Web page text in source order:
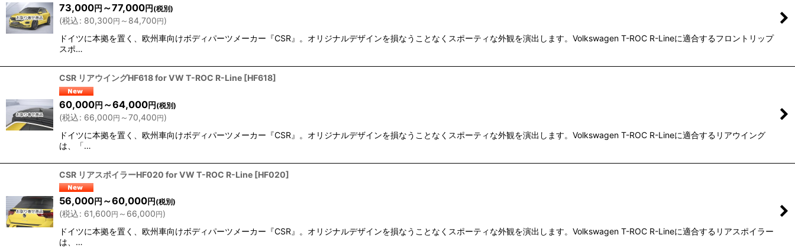
73,000円 ～77,000円 (税別)
(税込: 80,300円 ～84,700円)
ドイツに本拠を置く、欧州車向けボディパーツメーカー『CSR』。オリジナルデザインを損なうことなくスポーティな外観を演出します。Volkswagen T-ROC R-Lineに適合するフロントリップ
スポ…
CSR リアウイングHF618 for VW T-ROC R-Line [HF618]
60,000円 ～64,000円 (税別)
(税込: 66,000円 ～70,400円)
ドイツに本拠を置く、欧州車向けボディパーツメーカー『CSR』。オリジナルデザインを損なうことなくスポーティな外観を演出します。Volkswagen T-ROC R-Lineに適合するリアウイング
は、「…
CSR リアスポイラーHF020 for VW T-ROC R-Line [HF020]
56,000円 ～60,000円 (税別)
(税込: 61,600円 ～66,000円)
ドイツに本拠を置く、欧州車向けボディパーツメーカー『CSR』。オリジナルデザインを損なうことなくスポーティな外観を演出します。Volkswagen T-ROC R-Lineに適合するリアスポイラー
は、…